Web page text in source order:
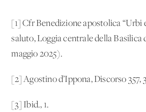
[1] Cfr Benedizione apostolica “Urbi
saluto, Loggia centrale della Basilica
maggio 2025).
[2] Agostino d’Ippona, Discorso 357,
[3] Ibid., 1.